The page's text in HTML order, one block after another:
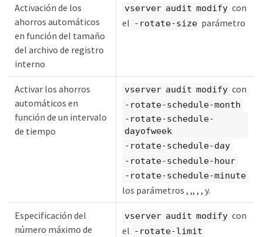
Activación de los
ahorros automáticos
en función del tamaño
del archivo de registro
interno
vserver audit modify con
el -rotate-size parámetro
Activar los ahorros
automáticos en
función de un intervalo
de tiempo
vserver audit modify con
-rotate-schedule-month
-rotate-schedule-
dayofweek
-rotate-schedule-day
-rotate-schedule-hour
-rotate-schedule-minute
los parámetros , ,, , , y.
Especificación del
número máximo de
vserver audit modify con
el -rotate-limit